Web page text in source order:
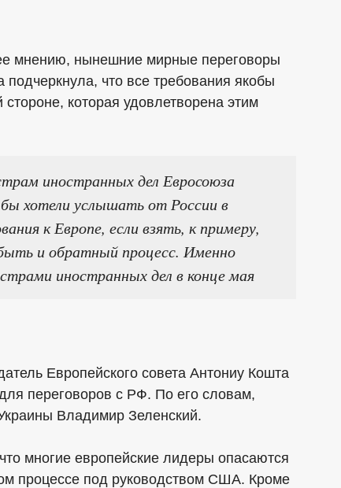
мнению, нынешние мирные переговоры
что все требования якобы
которая удовлетворена этим
иностранных дел Евросоюза
хотели услышать от России в
к Европе, если взять, к примеру,
и обратный процесс. Именно
иностранных дел в конце мая
Европейского совета Антониу Кошта
переговоров с РФ. По его словам,
Владимир Зеленский.
многие европейские лидеры опасаются
процессе под руководством США. Кроме